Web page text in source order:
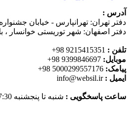
آدرس :
دفتر تهران: تهرانپارس - خیابان
دفتر اصفهان: شهر توریستی خوانسار ،
تلفن :
موبایل:
پیامک:
ایمیل : info@websil.ir
ساعت پاسخگویی : شنبه تا پنجشنبه 7:30 الی 19:30